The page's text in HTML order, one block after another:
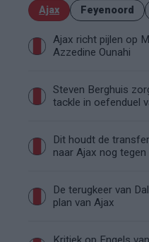
Ajax Feyenoord
Ajax richt pijlen op
Azzedine Ounahi
Steven Berghuis
tackle in oefenduel
Dit houdt de
naar Ajax nog tegen
De terugkeer van
plan van Ajax